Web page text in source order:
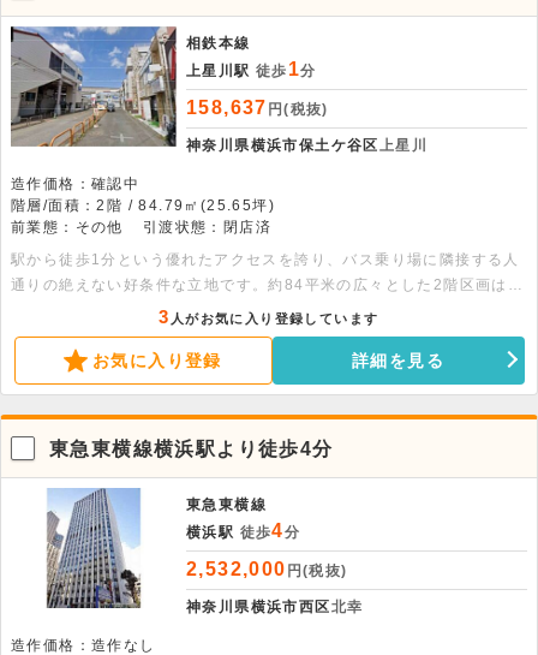
な2階貸店舗
相鉄本線
上星川駅 徒歩 1分
158,637 円(税抜)
神奈川県横浜市保土ケ谷区上星川
造作価格：確認中
階層/面積：2階 / 84.79㎡(25.65坪)
前業態：その他
引渡状態：閉店済
駅から徒歩1分という優れたアクセスを誇り、バス乗り場に隣接する人
通りの絶えない好条件な立地です。約84平米の広々とした2階区画は窓
面が多く開放的で、飲食店のご相談も可能です。前テナントは音楽教室
として使用されていました。駅ホームから見える位置への看板設置も相
談でき、高い視認性が期待できる魅力的な物件です。まずはお気軽にお
問い合わせください。
3 人がお気に入り登録しています
お気に入り登録 詳細を見る
東急東横線横浜駅より徒歩4分
東急東横線
横浜駅 徒歩4分
2,532,000 円(税抜)
神奈川県横浜市西区北幸
造作価格：造作なし